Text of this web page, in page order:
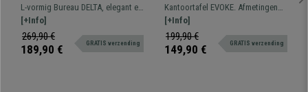
112,5x152x74cm, Structuur
in Metaal en Hout, Zwart
L-vormig Bureau DELTA, elegant en
functioneel, gemaakt van metaal
en hout.
[+Info]
269,90 €
189,90 € GRATIS verzending
cm, met Opbergplank In
MDF en Metaal, Zwart
Marmer look
Kantoortafel EVOKE. Afmetingen
120 x 60 en 78 cm hoog Bureau
met een groot werkoppervlak en
opbergplank.
[+Info]
199,90 €
149,90 € GRATIS verzending